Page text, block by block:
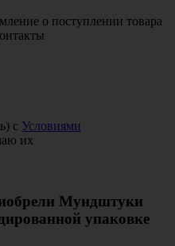
о поступлении товара
с Условиями
их
Мундштуки
упаковке